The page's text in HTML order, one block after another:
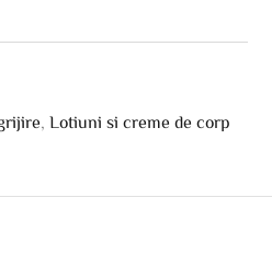
,Lotiuni si creme de corp